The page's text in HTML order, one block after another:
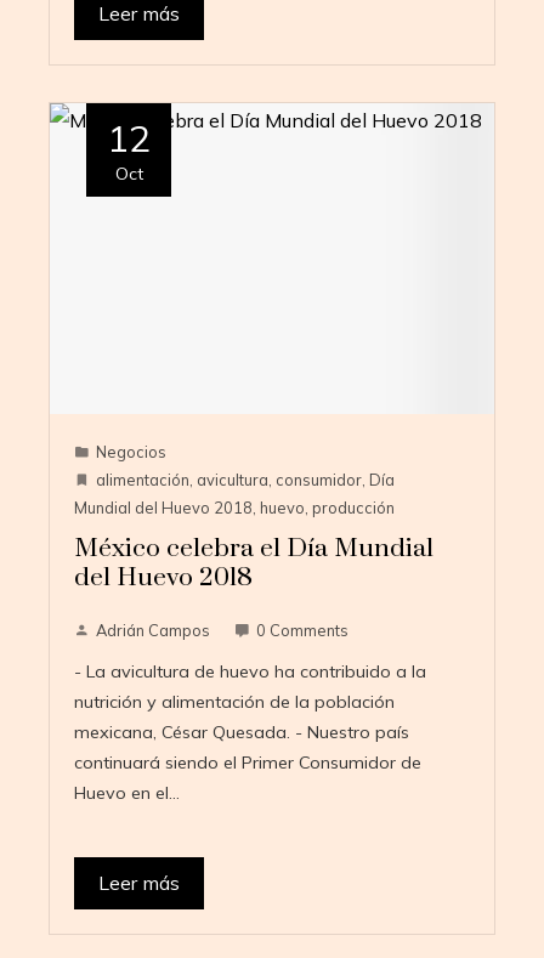
Leer más
12
Oct
Negocios
alimentación, avicultura, consumidor, Día
Mundial del Huevo 2018, huevo, producción
México celebra el Día Mundial
del Huevo 2018
Adrián Campos 0 Comments
- La avicultura de huevo ha contribuido a la
nutrición y alimentación de la población
mexicana, César Quesada. - Nuestro país
continuará siendo el Primer Consumidor de
Huevo en el…
Leer más